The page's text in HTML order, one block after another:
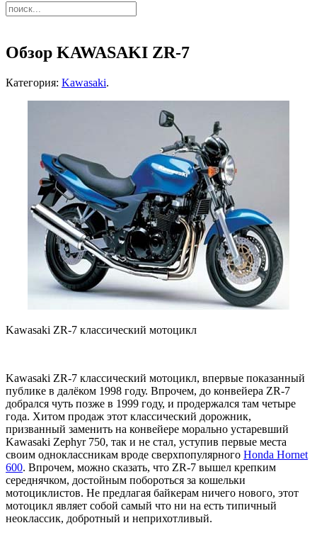
Обзор KAWASAKI ZR-7
Категория: Kawasaki.
Kawasaki ZR-7 классический мотоцикл
Kawasaki ZR-7 классический мотоцикл, впервые показанный
публике в далёком 1998 году. Впрочем, до конвейера ZR-7
добрался чуть позже в 1999 году, и продержался там четыре
года. Хитом продаж этот классический дорожник,
призванный заменить на конвейере морально устаревший
Kawasaki Zephyr 750, так и не стал, уступив первые места
своим одноклассникам вроде сверхпопулярного Honda Hornet
600. Впрочем, можно сказать, что ZR-7 вышел крепким
середнячком, достойным побороться за кошельки
мотоциклистов. Не предлагая байкерам ничего нового, этот
мотоцикл являет собой самый что ни на есть типичный
неоклассик, добротный и неприхотливый.